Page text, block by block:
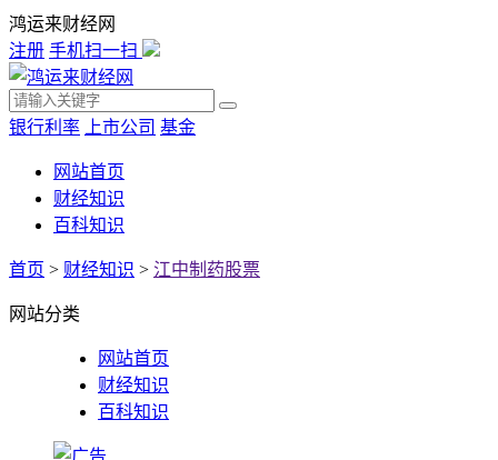
鸿运来财经网
注册 手机扫一扫
银行利率 上市公司 基金
网站首页
财经知识
百科知识
首页 > 财经知识 > 江中制药股票
网站分类
网站首页
财经知识
百科知识